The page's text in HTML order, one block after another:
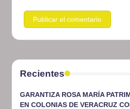
Recientes
GARANTIZA ROSA MARÍA
EN COLONIAS DE VERACRUZ